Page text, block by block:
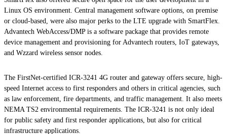
Linux OS environment. Central management software options, on premise
or cloud-based, were also major perks to the LTE upgrade with SmartFlex.
Advantech WebAccess/DMP is a software package that provides remote
device management and provisioning for Advantech routers, IoT gateways,
and Wzzard wireless sensor nodes.
The FirstNet-certified ICR-3241 4G router and gateway offers secure, high-
speed Internet access to first responders and others in critical agencies, such
as law enforcement, fire departments, and traffic management. It also meets
NEMA TS2 environmental requirements. The ICR-3241 is not only ideal
for public safety and first responder applications, but also for critical
infrastructure applications.